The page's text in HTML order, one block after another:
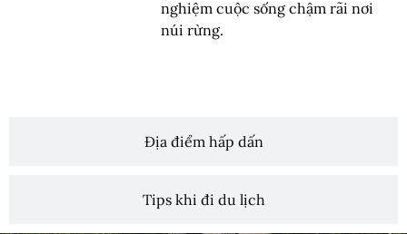
Địa điểm hấp dấn
Tips khi đi du lịch
nghiệm cuộc sống chậm rãi nơi
núi rừng.